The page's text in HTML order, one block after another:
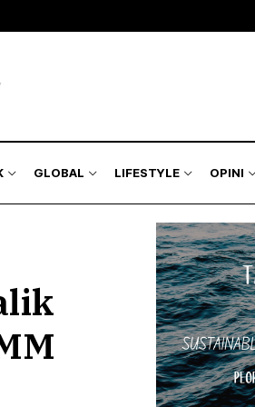
GLOBAL LIFESTYLE OPINI